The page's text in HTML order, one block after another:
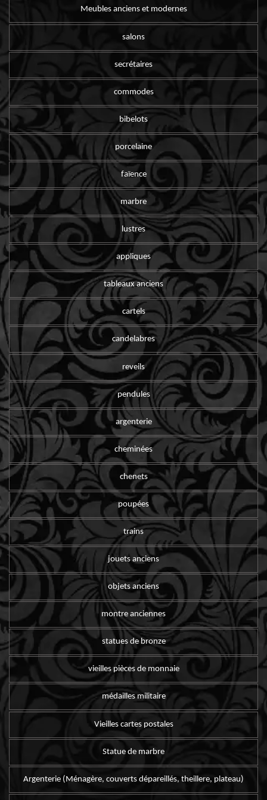
Meubles anciens et modernes
salons
secrétaires
commodes
bibelots
porcelaine
faïence
marbre
lustres
appliques
tableaux anciens
cartels
candelabres
reveils
pendules
argenterie
cheminées
chenets
poupées
trains
jouets anciens
objets anciens
montre anciennes
statues de bronze
vieilles pièces de monnaie
médailles militaire
Vieilles cartes postales
Statue de marbre
Argenterie (Ménagère, couverts dépareillés, theillere, plateau)